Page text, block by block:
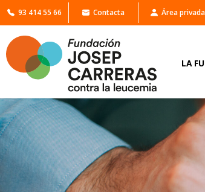
93 414 55 66 Contacta Área privada
LA